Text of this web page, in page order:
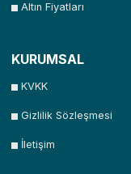
Altın Fiyatları
KURUMSAL
KVKK
Gizlilik Sözleşmesi
İletişim